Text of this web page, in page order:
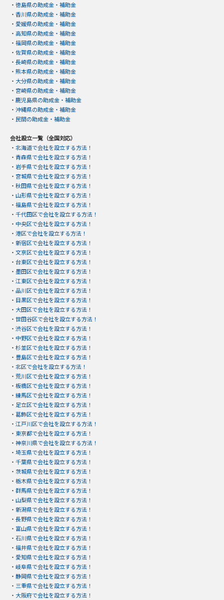
・ 徳島県の助成金・補助金
・ 香川県の助成金・補助金
・ 愛媛県の助成金・補助金
・ 高知県の助成金・補助金
・ 福岡県の助成金・補助金
・ 佐賀県の助成金・補助金
・ 長崎県の助成金・補助金
・ 熊本県の助成金・補助金
・ 大分県の助成金・補助金
・ 宮崎県の助成金・補助金
・ 鹿児島県の助成金・補助金
・ 沖縄県の助成金・補助金
・ 民間の助成金・補助金
会社設立一覧（全国対応）
・ 北海道で会社を設立する方法！
・ 青森県で会社を設立する方法！
・ 岩手県で会社を設立する方法！
・ 宮城県で会社を設立する方法！
・ 秋田県で会社を設立する方法！
・ 山形県で会社を設立する方法！
・ 福島県で会社を設立する方法！
・ 千代田区で会社を設立する方法！
・ 中央区で会社を設立する方法！
・ 港区で会社を設立する方法！
・ 新宿区で会社を設立する方法！
・ 文京区で会社を設立する方法！
・ 台東区で会社を設立する方法！
・ 墨田区で会社を設立する方法！
・ 江東区で会社を設立する方法！
・ 品川区で会社を設立する方法！
・ 目黒区で会社を設立する方法！
・ 大田区で会社を設立する方法！
・ 世田谷区で会社を設立する方法！
・ 渋谷区で会社を設立する方法！
・ 中野区で会社を設立する方法！
・ 杉並区で会社を設立する方法！
・ 豊島区で会社を設立する方法！
・ 北区で会社を設立する方法！
・ 荒川区で会社を設立する方法！
・ 板橋区で会社を設立する方法！
・ 練馬区で会社を設立する方法！
・ 足立区で会社を設立する方法！
・ 葛飾区で会社を設立する方法！
・ 江戸川区で会社を設立する方法！
・ 東京都で会社を設立する方法！
・ 神奈川県で会社を設立する方法！
・ 埼玉県で会社を設立する方法！
・ 千葉県で会社を設立する方法！
・ 茨城県で会社を設立する方法！
・ 栃木県で会社を設立する方法！
・ 群馬県で会社を設立する方法！
・ 山梨県で会社を設立する方法！
・ 新潟県で会社を設立する方法！
・ 長野県で会社を設立する方法！
・ 富山県で会社を設立する方法！
・ 石川県で会社を設立する方法！
・ 福井県で会社を設立する方法！
・ 愛知県で会社を設立する方法！
・ 岐阜県で会社を設立する方法！
・ 静岡県で会社を設立する方法！
・ 三重県で会社を設立する方法！
・ 大阪府で会社を設立する方法！